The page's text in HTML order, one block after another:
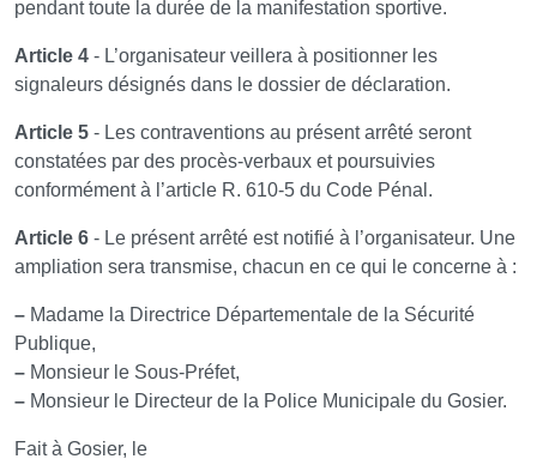
pendant toute la durée de la manifestation sportive.
Article 4 - L’organisateur veillera à positionner les
signaleurs désignés dans le dossier de déclaration.
Article 5 - Les contraventions au présent arrêté seront
constatées par des procès-verbaux et poursuivies
conformément à l’article R. 610-5 du Code Pénal.
Article 6 - Le présent arrêté est notifié à l’organisateur. Une
ampliation sera transmise, chacun en ce qui le concerne à :
– Madame la Directrice Départementale de la Sécurité
Publique,
– Monsieur le Sous-Préfet,
– Monsieur le Directeur de la Police Municipale du Gosier.
Fait à Gosier, le